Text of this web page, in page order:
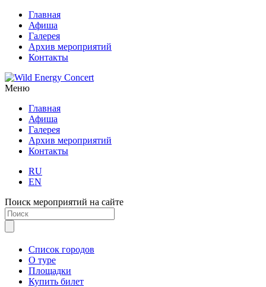
Главная
Афиша
Галерея
Архив мероприятий
Контакты
Меню
Главная
Афиша
Галерея
Архив мероприятий
Контакты
RU
EN
Поиск мероприятий на сайте
Список городов
О туре
Площадки
Купить билет